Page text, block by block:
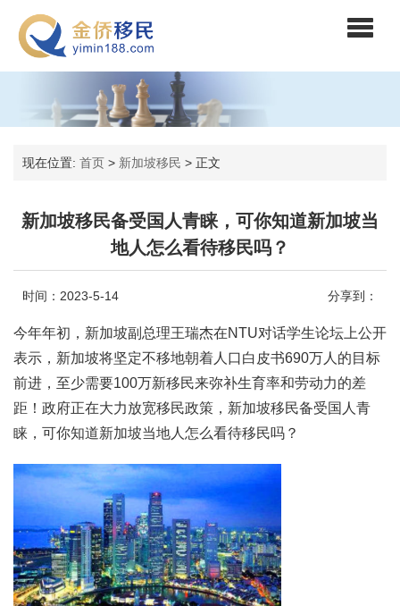
现在位置: 首页 > 新加坡移民 > 正文
新加坡移民备受国人青睐，可你知道新加坡当
地人怎么看待移民吗？
时间：2023-5-14 分享到：
今年年初，新加坡副总理王瑞杰在NTU对话学生论坛上公开
表示，新加坡将坚定不移地朝着人口白皮书690万人的目标
前进，至少需要100万新移民来弥补生育率和劳动力的差
距！政府正在大力放宽移民政策，新加坡移民备受国人青
睐，可你知道新加坡当地人怎么看待移民吗？